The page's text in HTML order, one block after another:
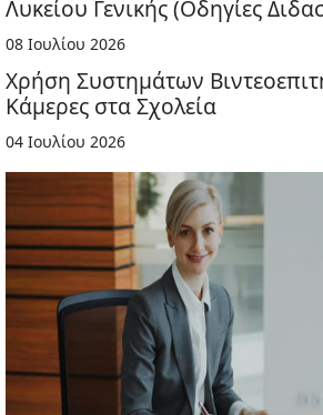
Λυκείου Γενικής (Οδηγίες
08 Ιουλίου 2026
Χρήση Συστημάτων
Κάμερες στα Σχολεία
04 Ιουλίου 2026